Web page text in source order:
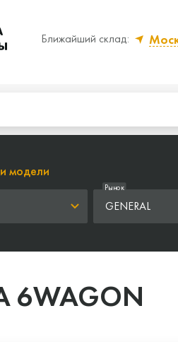
Ближайший склад:
модели
GENERAL
Рынок
6WAGON